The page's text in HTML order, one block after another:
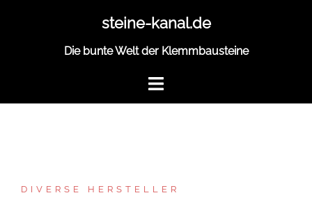
steine-kanal.de
Die bunte Welt der Klemmbausteine
DIVERSE HERSTELLER